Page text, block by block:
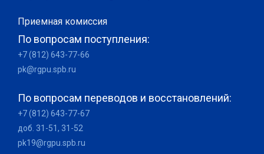
Приемная комиссия
По вопросам поступления:
+7 (812) 643-77-66
pk@rgpu.spb.ru
По вопросам переводов и восстановлений:
+7 (812) 643-77-67
доб. 31-51, 31-52
pk19@rgpu.spb.ru